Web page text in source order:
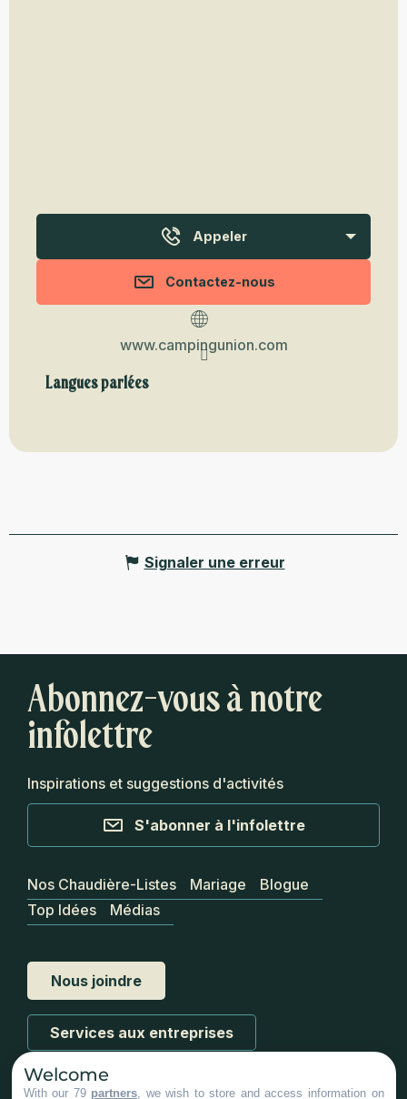
Appeler
Contactez-nous
www.campingunion.com
Langues parlées
Langues parlées
Signaler une erreur
Abonnez-vous à notre
infolettre
Inspirations et suggestions d'activités
S'abonner à l'infolettre
Nous joindre
Services aux entreprises
Nos Chaudière-Listes Mariage
Blogue
Top Idées
Médias
Welcome
With our 79 partners , we wish to store and access information on